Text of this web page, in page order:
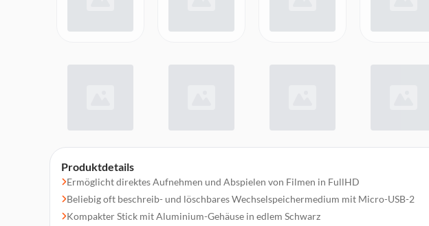
Produktdetails
Ermöglicht direktes Aufnehmen und Abspielen von Filmen in FullHD
Beliebig oft beschreib- und löschbares Wechselspeichermedium mit Micro-USB-2
Kompakter Stick mit Aluminium-Gehäuse in edlem Schwarz